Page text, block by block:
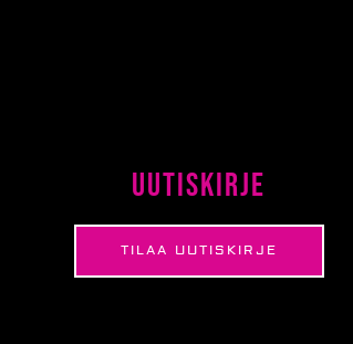
Uutiskirje
TILAA UUTISKIRJE